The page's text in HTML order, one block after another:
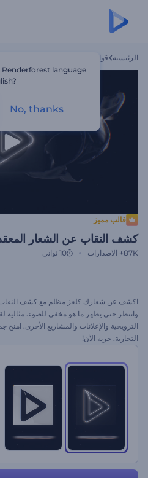
الرئيسية قوالب
قالب مميز
كشف النقاب عن الشعار
87K+ الاصدارات 10 ثواني
اكشف عن شعارك كلغز مظلم مع كشف
وانتظر حتى يظهر ما هو مخفي للضوء. مثالية
الترويجية والإعلانات والمشاريع الأخرى.
التجارية. جربه الآن!
language
No, thanks